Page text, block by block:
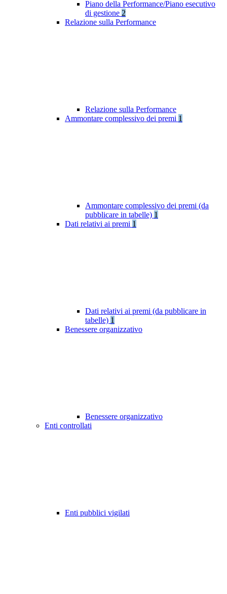
Piano della Performance/Piano esecutivo
di gestione 2
Relazione sulla Performance
Relazione sulla Performance
Ammontare complessivo dei premi 1
Ammontare complessivo dei premi (da
pubblicare in tabelle) 1
Dati relativi ai premi 1
Dati relativi ai premi (da pubblicare in
tabelle) 1
Benessere organizzativo
Benessere organizzativo
Enti controllati
Enti pubblici vigilati